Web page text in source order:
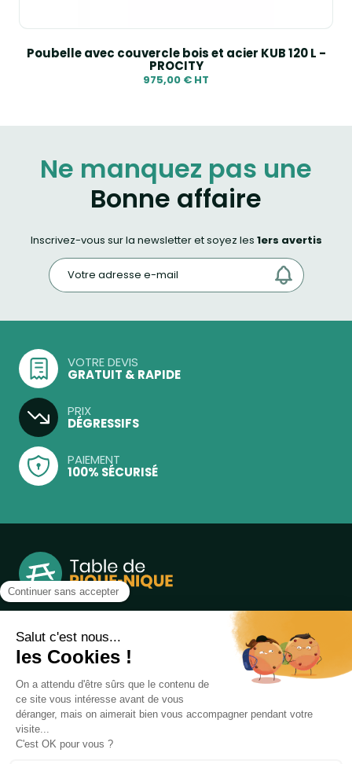
Poubelle avec couvercle bois et acier KUB 120 L -
PROCITY
975,00 € HT
Ne manquez pas une
Bonne affaire
Inscrivez-vous sur la newsletter et soyez les 1ers avertis
VOTRE DEVIS
GRATUIT & RAPIDE
PRIX
DÉGRESSIFS
PAIEMENT
100% SÉCURISÉ
Notre boutique, spécialisée dans la vente de table de
pique-nique et de plein air, est principalement adressée
aux collectvités, aux entreprises privées et publiques et au
associations.
Infos et contact au04 86 84 05 81
Produits